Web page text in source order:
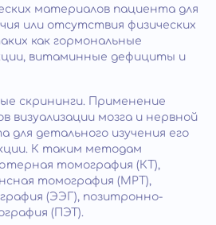
материалов пациента для
или отсутствия физических
как гормональные
витаминные дефициты и
скрининги. Применение
визуализации мозга и нервной
для детального изучения его
К таким методам
томография (КТ),
томография (МРТ),
(ЭЭГ), позитронно-
(ПЭТ).